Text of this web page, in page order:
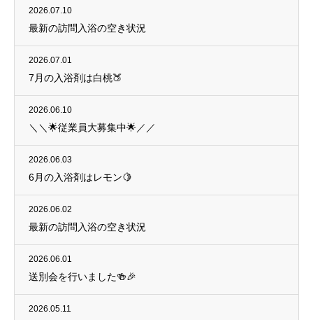
2026.07.10
最新の訪問入浴の空き状況
2026.07.01
7月の入浴剤は白桃🍑
2026.06.10
＼＼🌟従業員大募集中🌟／／
2026.06.03
6月の入浴剤はレモン🍋
2026.06.02
最新の訪問入浴の空き状況
2026.06.01
送別会を行いました🍻🎉
2026.05.11